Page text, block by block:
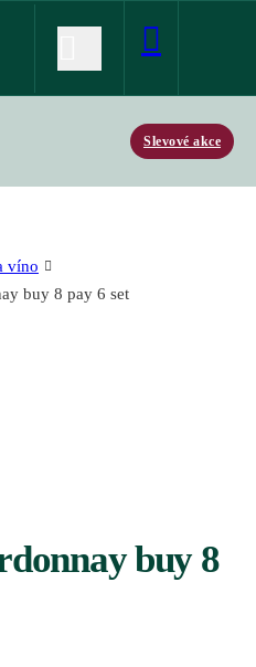
Slevové akce
víno
buy 8 pay 6 set
buy 8